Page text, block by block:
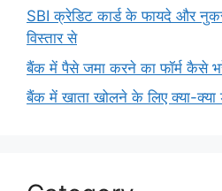
SBI क्रेडिट कार्ड के फायदे और
विस्तार से
बैंक में पैसे जमा करने का फॉर्म कैसे
बैंक में खाता खोलने के लिए क्या-क्या